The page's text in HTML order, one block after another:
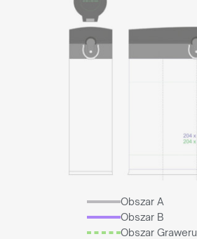
Obszar A
Obszar B
Obszar Graweru